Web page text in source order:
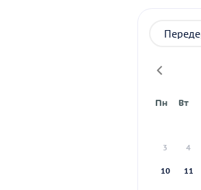
Пн Вт
3 4
10 11